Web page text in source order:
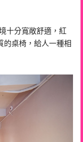
十分寬敞舒適，紅
的桌椅，給人一種相